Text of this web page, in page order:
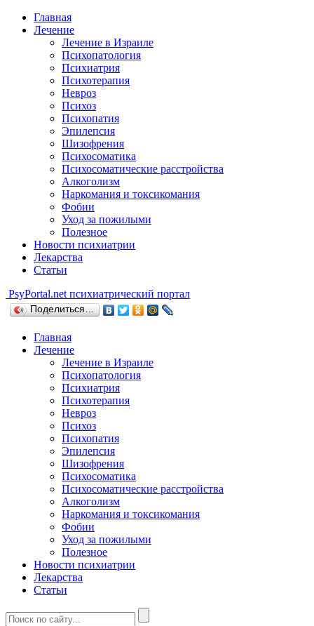
Главная
Лечение
Лечение в Израиле
Психопатология
Психиатрия
Психотерапия
Невроз
Психоз
Психопатия
Эпилепсия
Шизофрения
Психосоматика
Психосоматические расстройства
Алкоголизм
Наркомания и токсикомания
Фобии
Уход за пожилыми
Полезное
Новости психиатрии
Лекарства
Статьи
PsyPortal.net психиатрический портал
Поделиться…
Главная
Лечение
Лечение в Израиле
Психопатология
Психиатрия
Психотерапия
Невроз
Психоз
Психопатия
Эпилепсия
Шизофрения
Психосоматика
Психосоматические расстройства
Алкоголизм
Наркомания и токсикомания
Фобии
Уход за пожилыми
Полезное
Новости психиатрии
Лекарства
Статьи